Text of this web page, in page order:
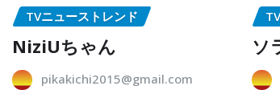
TVニューストレンド
NiziUちゃん
pikakichi2015@gmail.com
ソ